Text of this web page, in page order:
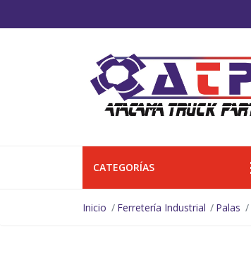
CATEGORÍAS
Inicio Ferretería Industrial Palas